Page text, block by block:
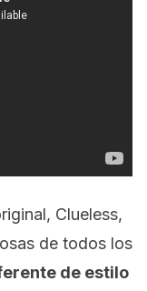
Clueless,
de todos los
de estilo